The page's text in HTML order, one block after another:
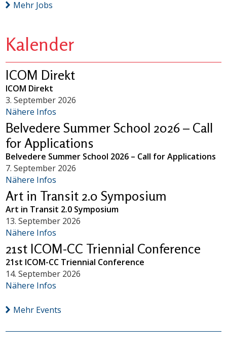
Mehr Jobs
Kalender
ICOM Direkt
ICOM Direkt
3. September 2026
Nähere Infos
Belvedere Summer School 2026 – Call
for Applications
Belvedere Summer School 2026 – Call for Applications
7. September 2026
Nähere Infos
Art in Transit 2.0 Symposium
Art in Transit 2.0 Symposium
13. September 2026
Nähere Infos
21st ICOM-CC Triennial Conference
21st ICOM-CC Triennial Conference
14. September 2026
Nähere Infos
Mehr Events